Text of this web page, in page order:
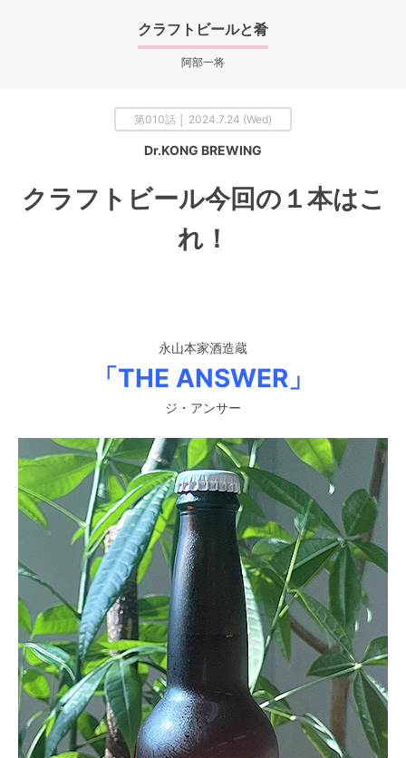
クラフトビールと肴
阿部一将
第010話 │ 2024.7.24 (Wed)
Dr.KONG BREWING
クラフトビール今回の１本はこ
れ！
永山本家酒造蔵
「THE ANSWER」
ジ・アンサー